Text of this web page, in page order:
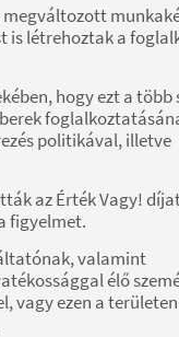
is létrehoztak a
hogy ezt a
politikával, illetve
az Érték Vagy!
figyelmet.
valamint
élő
vagy ezen a